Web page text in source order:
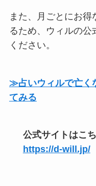
また、月ごとにお
るため、ウィルの公
ください。
≫占いウィルで亡く
てみる
公式サイトはこ
https://d-will.jp/